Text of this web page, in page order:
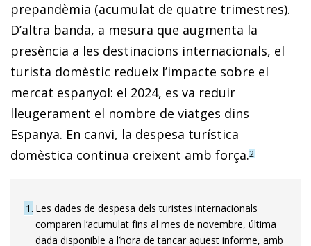
prepandèmia (acumulat de quatre trimestres).
D’altra banda, a mesura que augmenta la
presència a les destinacions internacionals, el
turista domèstic redueix l’impacte sobre el
mercat espanyol: el 2024, es va reduir
lleugerament el nombre de viatges dins
Espanya. En canvi, la despesa turística
domèstica continua creixent amb força.2
1 Les dades de despesa dels turistes internacionals
comparen l’acumulat fins al mes de novembre, última
dada disponible a l’hora de tancar aquest informe, amb